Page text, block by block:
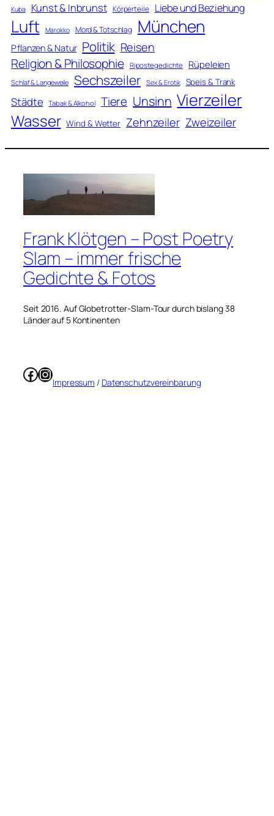
Kuba Kunst & Inbrunst Körperteile Liebe und Beziehung
Luft Marokko Mord & Totschlag München
Pflanzen & Natur Politik Reisen
Religion & Philosophie Ripostegedichte Rüpeleien
Schlaf & Langeweile Sechszeiler Sex & Erotik Speis & Trank
Städte Tabak & Alkohol Tiere Unsinn Vierzeiler
Wasser Wind & Wetter Zehnzeiler Zweizeiler
Frank Klötgen – Post Poetry
Slam – immer frische
Gedichte & Fotos
Seit 2016. Auf Globetrotter-Slam-Tour durch bislang 38
Länder auf 5 Kontinenten
Facebook
Instagram
Impressum / Datenschutzvereinbarung